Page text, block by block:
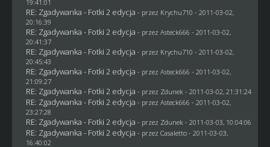
19:41:01
RE: Zgadywanka - Fotki 2 edycja - przez Krychu710 - 2011-03-02,
20:16:39
RE: Zgadywanka - Fotki 2 edycja - przez Asteck666 - 2011-03-02,
20:41:37
RE: Zgadywanka - Fotki 2 edycja - przez Krychu710 - 2011-03-02,
20:45:43
RE: Zgadywanka - Fotki 2 edycja - przez Asteck666 - 2011-03-02,
21:09:27
RE: Zgadywanka - Fotki 2 edycja - przez Zdunek - 2011-03-02, 21:31:24
RE: Zgadywanka - Fotki 2 edycja - przez Asteck666 - 2011-03-02,
23:27:28
RE: Zgadywanka - Fotki 2 edycja - przez Zdunek - 2011-03-03, 10:04:06
RE: Zgadywanka - Fotki 2 edycja - przez Casaletto- 2011-03-03,
16:40:02